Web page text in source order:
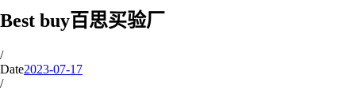
Best buy百思买验厂
/
Date2023-07-17
/